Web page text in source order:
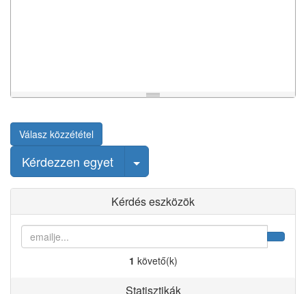
Válasz közzététel
Kérdezzen egyet Válasszon ki bejegyzést
Kérdés eszközök
1 követő(k)
Statisztikák